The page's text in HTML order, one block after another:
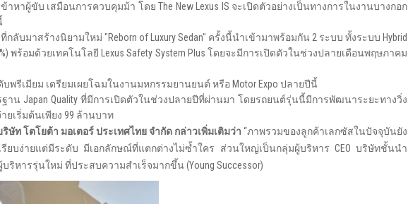
ข้าหาผู้ขับ เสมือนการควบคุมม้า โดย The New Lexus IS จะเปิดตัวอย่างเป็นทางการในงานบางกอก
บมาสร้างนิยามใหม่ "Reborn of Luxury Sedan" ครั้งนี้นำเข้ามาพร้อมกัน 2 ระบบ ทั้งระบบ Hybrid
พร้อมด้วยเทคโนโลยี Lexus Safety System Plus โดยจะมีการเปิดตัวในช่วงปลายเดือนพฤษภาคม
รีเมียม เตรียมเผยโฉมในงานมหกรรมยานยนต์ หรือ Motor Expo ปลายปีนี้
ฐาน Japan Quality ที่มีการเปิดตัวในช่วงปลายปีที่ผ่านมา โดยรถยนต์รุ่นนี้มีการพัฒนาระยะทางวิ่ง
ยเริ่มต้นเพียง 99 ล้านบาท
ษัท โตโยต้า มอเตอร์ ประเทศไทย จำกัด กล่าวเพิ่มเติมว่า “ภาพรวมของลูกค้าเลกซัสในปัจจุบันยัง
ยบง่ายแต่มีระดับ มีเอกลักษณ์ที่แตกต่างไม่ซ้ำใคร ส่วนใหญ่เป็นกลุ่มผู้บริหาร CEO บริษัทชั้นนำ
หารรุ่นใหม่ ที่ประสบความสำเร็จมากขึ้น (Young Successor)